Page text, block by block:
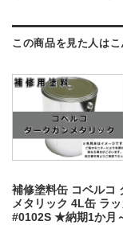
この商品を見た人は
補修塗料缶 コベルコ
メタリック 4L缶 ラ
#0102S ★納期1か月